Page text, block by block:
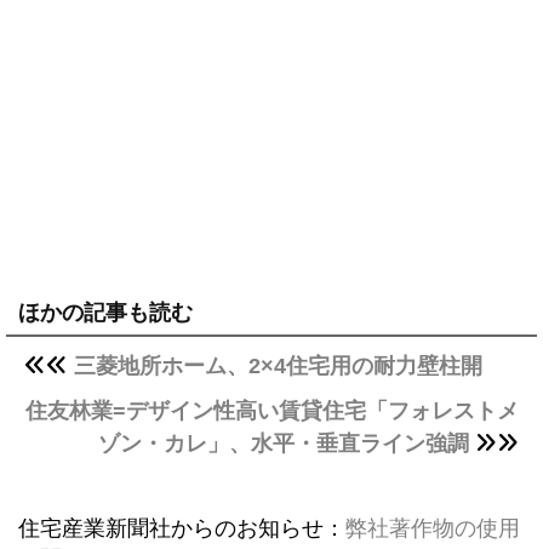
ほかの記事も読む
三菱地所ホーム、2×4住宅用の耐力壁柱開
住友林業=デザイン性高い賃貸住宅「フォレストメ
ゾン・カレ」、水平・垂直ライン強調
住宅産業新聞社からのお知らせ： 弊社著作物の使用